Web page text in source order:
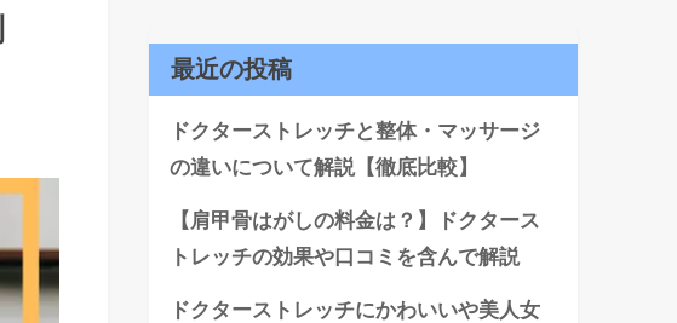
最近の投稿
ドクターストレッチと整体・マッサージ
の違いについて解説【徹底比較】
【肩甲骨はがしの料金は？】ドクタース
トレッチの効果や口コミを含んで解説
ドクターストレッチにかわいいや美人女